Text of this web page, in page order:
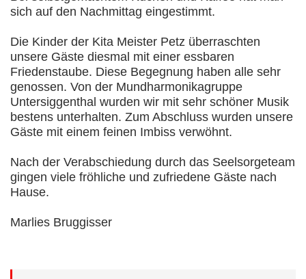
sich auf den Nachmittag eingestimmt.
Die Kinder der Kita Meister Petz überraschten
unsere Gäste diesmal mit einer essbaren
Friedenstaube. Diese Begegnung haben alle sehr
genossen. Von der Mundharmonikagruppe
Untersiggenthal wurden wir mit sehr schöner Musik
bestens unterhalten. Zum Abschluss wurden unsere
Gäste mit einem feinen Imbiss verwöhnt.
Nach der Verabschiedung durch das Seelsorgeteam
gingen viele fröhliche und zufriedene Gäste nach
Hause.
Marlies Bruggisser